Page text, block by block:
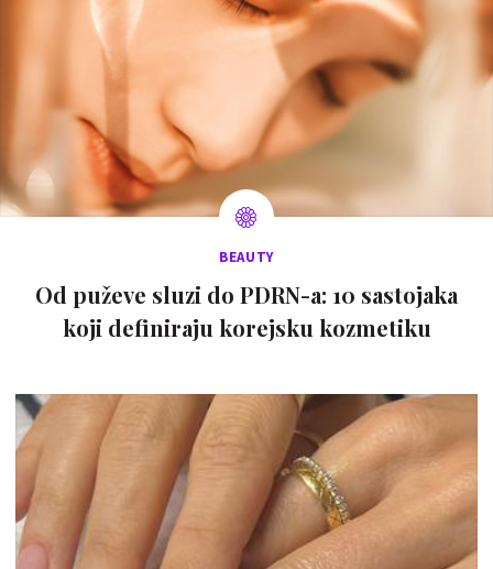
BEAUTY
Od puževe sluzi do PDRN-a: 10 sastojaka
koji definiraju korejsku kozmetiku